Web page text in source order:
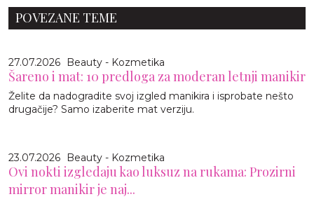
POVEZANE TEME
27.07.2026 Beauty - Kozmetika
Šareno i mat: 10 predloga za moderan letnji manikir
Želite da nadogradite svoj izgled manikira i isprobate nešto
drugačije? Samo izaberite mat verziju.
23.07.2026 Beauty - Kozmetika
Ovi nokti izgledaju kao luksuz na rukama: Prozirni
mirror manikir je naj...